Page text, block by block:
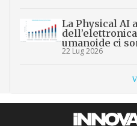
La Physical AI
umanoide ci
22 Lug 2026